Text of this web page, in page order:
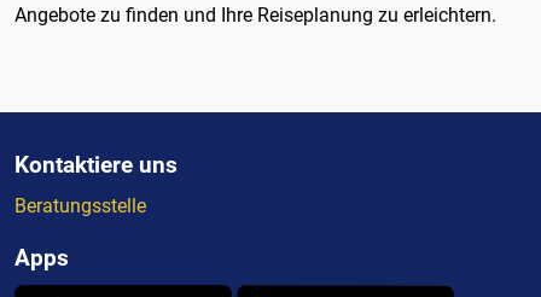
Angebote zu finden und Ihre Reiseplanung zu erleichtern.
Kontaktiere uns
Beratungsstelle
Apps